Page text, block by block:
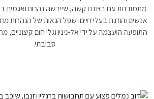
מתמודדות עם בצורת קשה, שייבשה נהרות ואגמים
אנשים והורגת בעלי חיים. שפל הגאות של הנהרות
התופעה הועצמה על ידי אל-ניניו וגלי חום
סביבתי.